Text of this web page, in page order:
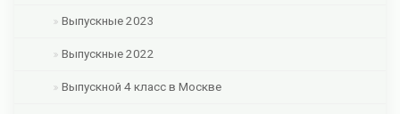
Выпускные 2023
Выпускные 2022
Выпускной 4 класс в Москве